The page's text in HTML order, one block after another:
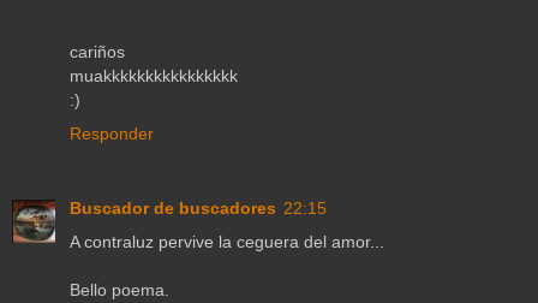
cariños
muakkkkkkkkkkkkkkkk
:)
Responder
Buscador de buscadores 22:15
A contraluz pervive la ceguera del amor...
Bello poema.